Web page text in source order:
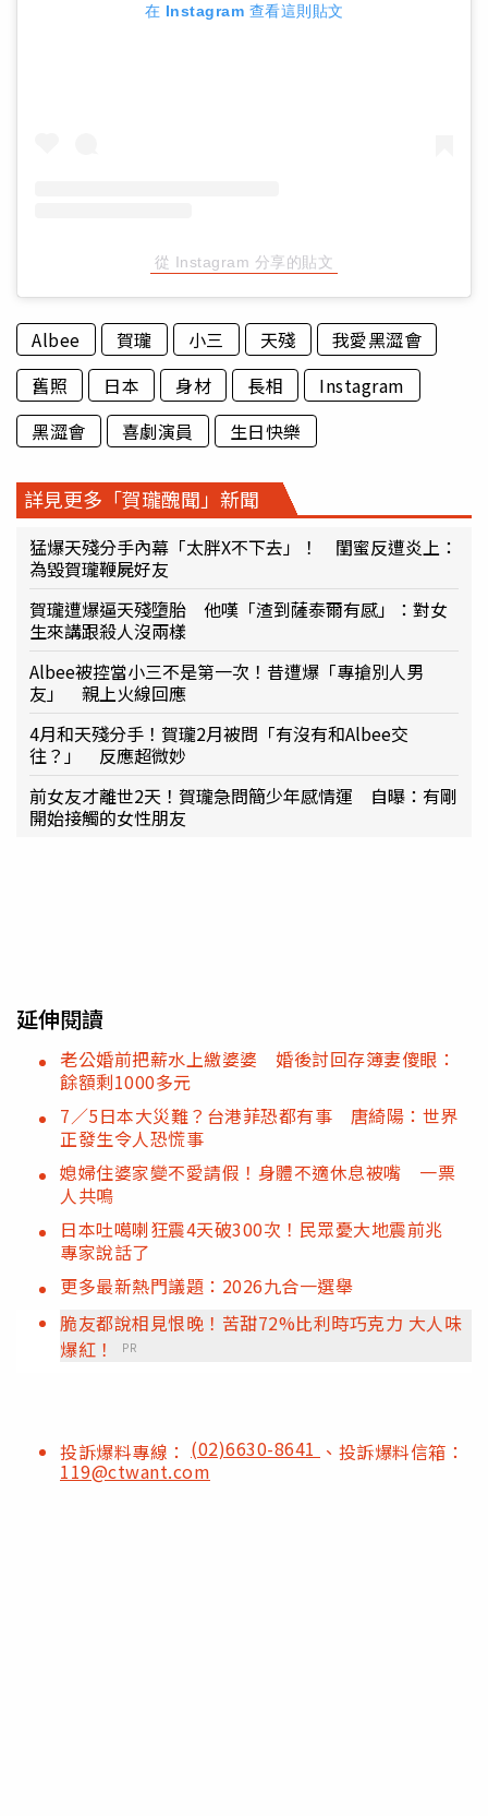
在 Instagram 查看這則貼文
從 Instagram 分享的貼文
Albee 賀瓏 小三 天殘
我愛黑澀會
舊照
日本 身材 長相
Instagram
黑澀會
喜劇演員 生日快樂
詳見更多「賀瓏醜聞」新聞
猛爆天殘分手內幕「太胖X不下去」！ 閨蜜反遭炎上：
為毀賀瓏鞭屍好友
賀瓏遭爆逼天殘墮胎 他嘆「渣到薩泰爾有感」：對女
生來講跟殺人沒兩樣
Albee被控當小三不是第一次！昔遭爆「專搶別人男
友」 親上火線回應
4月和天殘分手！賀瓏2月被問「有沒有和Albee交
往？」 反應超微妙
前女友才離世2天！賀瓏急問簡少年感情運 自曝：有剛
開始接觸的女性朋友
延伸閱讀
老公婚前把薪水上繳婆婆 婚後討回存簿妻傻眼：
餘額剩1000多元
7／5日本大災難？台港菲恐都有事 唐綺陽：世界
正發生令人恐慌事
媳婦住婆家變不愛請假！身體不適休息被嘴 一票
人共鳴
日本吐噶喇狂震4天破300次！民眾憂大地震前兆
專家說話了
更多最新熱門議題：2026九合一選舉
脆友都說相見恨晚！苦甜72%比利時巧克力 大人味
爆紅！
PR
投訴爆料專線： (02)6630-8641 、投訴爆料信箱：
119@ctwant.com